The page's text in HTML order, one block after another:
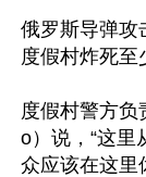
俄罗斯导弹攻
度假村炸死至
度假村警方负
o）说，“这里
众应该在这里